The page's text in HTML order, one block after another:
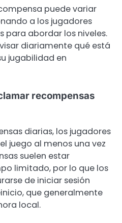
puede variar
a los jugadores
para abordar los niveles.
diariamente qué está
jugabilidad en
recompensas
diarias, los jugadores
juego al menos una vez
suelen estar
limitado, por lo que los
de iniciar sesión
que generalmente
local.